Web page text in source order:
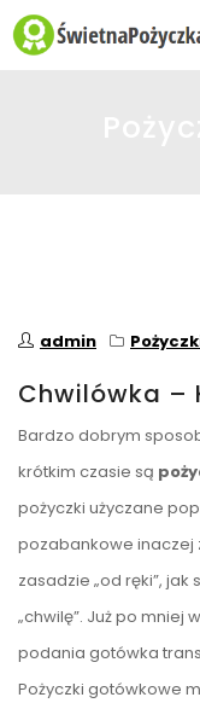
admin
Chwilówka –
Bardzo dobrym
krótkim czasie są
pożyczki użyczane
pozabankowe inaczej
zasadzie „od ręki”,
„chwilę”. Już po
podania gotówka
Pożyczki gotówkowe